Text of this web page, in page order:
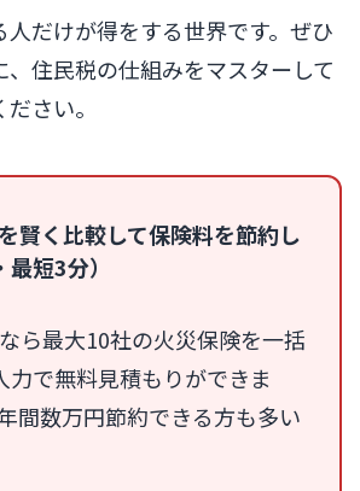
だけが得をする世界です。ぜひ
、住民税の仕組みをマスターして
さい。
賢く比較して保険料を節約し
短3分）
ら最大10社の火災保険を一括
力で無料見積もりができま
間数万円節約できる方も多い